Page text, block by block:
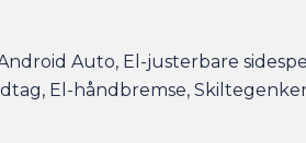
Auto, El-justerbare
El-håndbremse,